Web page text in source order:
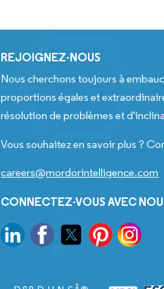
REJOIGNEZ-NOUS
Nous cherchons toujours à
proportions égales et
résolution de problèmes et
Vous souhaitez en savoir plus ?
careers@mordorintelligence.com
CONNECTEZ-VOUS AVEC